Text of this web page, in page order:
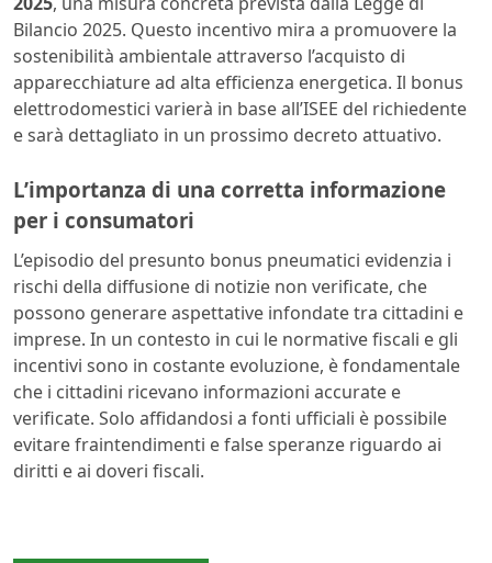
Bilancio 2025. Questo incentivo mira a promuovere la
sostenibilità ambientale attraverso l’acquisto di
apparecchiature ad alta efficienza energetica. Il bonus
elettrodomestici varierà in base all’ISEE del richiedente
e sarà dettagliato in un prossimo decreto attuativo.
L’importanza di una corretta informazione
per i consumatori
L’episodio del presunto bonus pneumatici evidenzia i
rischi della diffusione di notizie non verificate, che
possono generare aspettative infondate tra cittadini e
imprese. In un contesto in cui le normative fiscali e gli
incentivi sono in costante evoluzione, è fondamentale
che i cittadini ricevano informazioni accurate e
verificate. Solo affidandosi a fonti ufficiali è possibile
evitare fraintendimenti e false speranze riguardo ai
diritti e ai doveri fiscali.